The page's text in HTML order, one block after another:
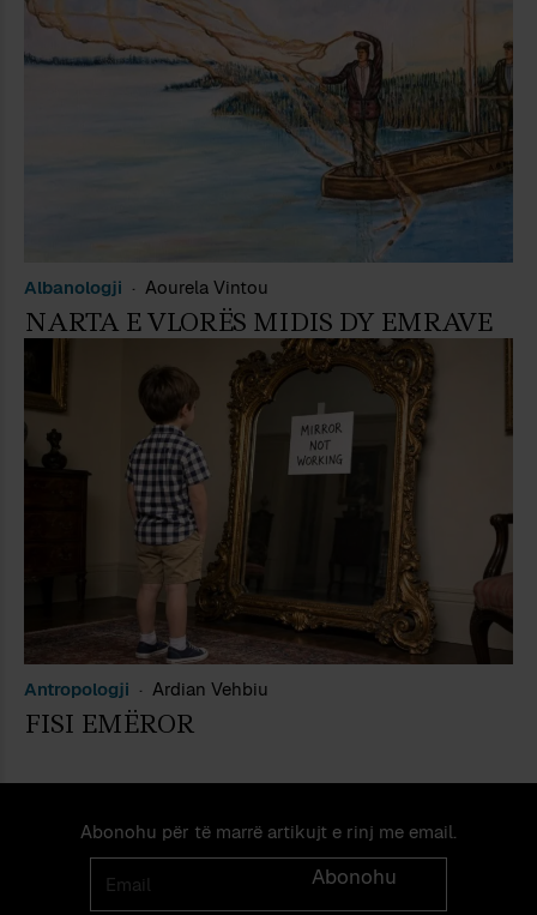
Albanologji Aourela Vintou
NARTA E VLORËS MIDIS DY EMRAVE
Antropologji Ardian Vehbiu
FISI EMËROR
Abonohu për të marrë artikujt e rinj me email.
Email
Abonohu